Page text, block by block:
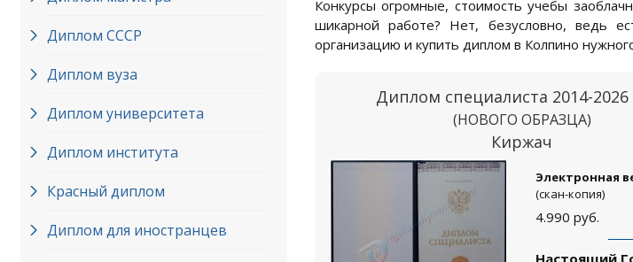
Диплом СССР
Диплом вуза
Диплом университета
Диплом института
Красный диплом
Диплом для иностранцев
Конкурсы огромные, стоимость учебы
шикарной работе? Нет, безусловно, ведь
организацию и купить диплом в Колпино
Диплом специалиста 2014-2026
(НОВОГО ОБРАЗЦА)
Киржач
Электронная
(скан-копия)
4.990 руб.
Настоящий